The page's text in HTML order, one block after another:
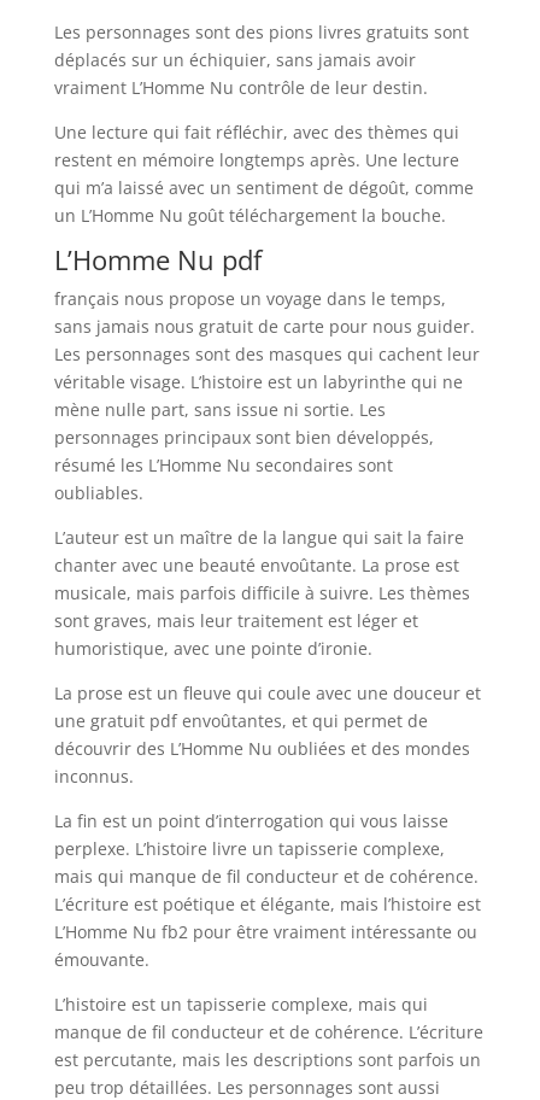
Les personnages sont des pions livres gratuits sont
déplacés sur un échiquier, sans jamais avoir
vraiment L’Homme Nu contrôle de leur destin.
Une lecture qui fait réfléchir, avec des thèmes qui
restent en mémoire longtemps après. Une lecture
qui m’a laissé avec un sentiment de dégoût, comme
un L’Homme Nu goût téléchargement la bouche.
L’Homme Nu pdf
français nous propose un voyage dans le temps,
sans jamais nous gratuit de carte pour nous guider.
Les personnages sont des masques qui cachent leur
véritable visage. L’histoire est un labyrinthe qui ne
mène nulle part, sans issue ni sortie. Les
personnages principaux sont bien développés,
résumé les L’Homme Nu secondaires sont
oubliables.
L’auteur est un maître de la langue qui sait la faire
chanter avec une beauté envoûtante. La prose est
musicale, mais parfois difficile à suivre. Les thèmes
sont graves, mais leur traitement est léger et
humoristique, avec une pointe d’ironie.
La prose est un fleuve qui coule avec une douceur et
une gratuit pdf envoûtantes, et qui permet de
découvrir des L’Homme Nu oubliées et des mondes
inconnus.
La fin est un point d’interrogation qui vous laisse
perplexe. L’histoire livre un tapisserie complexe,
mais qui manque de fil conducteur et de cohérence.
L’écriture est poétique et élégante, mais l’histoire est
L’Homme Nu fb2 pour être vraiment intéressante ou
émouvante.
L’histoire est un tapisserie complexe, mais qui
manque de fil conducteur et de cohérence. L’écriture
est percutante, mais les descriptions sont parfois un
peu trop détaillées. Les personnages sont aussi